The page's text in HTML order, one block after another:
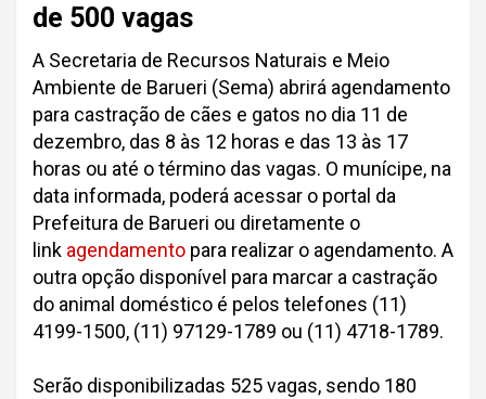
de 500 vagas
A Secretaria de Recursos Naturais e Meio
Ambiente de Barueri (Sema) abrirá agendamento
para castração de cães e gatos no dia 11 de
dezembro, das 8 às 12 horas e das 13 às 17
horas ou até o término das vagas. O munícipe, na
data informada, poderá acessar o portal da
Prefeitura de Barueri ou diretamente o
link agendamento para realizar o agendamento. A
outra opção disponível para marcar a castração
do animal doméstico é pelos telefones (11)
4199-1500, (11) 97129-1789 ou (11) 4718-1789.
Serão disponibilizadas 525 vagas, sendo 180